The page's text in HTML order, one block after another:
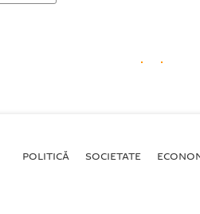
POLITICĂ SOCIETATE